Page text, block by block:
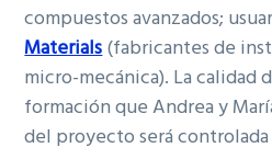
compuestos avanzados;
Materials(fabricantes de
micro-mecánica). La calidad
formación que Andrea y
del proyecto será